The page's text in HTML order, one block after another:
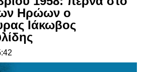
Ηρώων ο
Ιάκωβος